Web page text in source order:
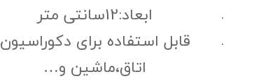
ابعاد:12سانتی متر
قابل استفاده برای دکوراسیون
اتاق،ماشین و…